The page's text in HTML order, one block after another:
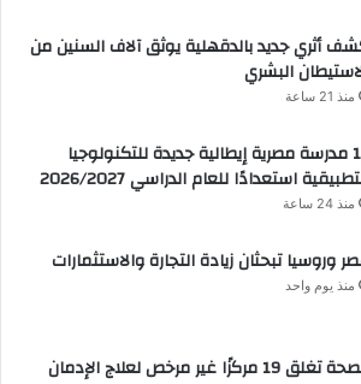
أثري جديد بالدقهلية يوثق آلاف السنين من
البشري
منذ 21 ساعة
15 مدرسة مصرية إيطالية جديدة للتكنولوجيا
استعدادًا للعام الدراسي 2026/2027
منذ 24 ساعة
وروسيا تبحثان زيادة التجارة والاستثمارات
منذ يوم واحد
الصحة تغلق 19 مركزًا غير مرخص لعلاج الإدمان